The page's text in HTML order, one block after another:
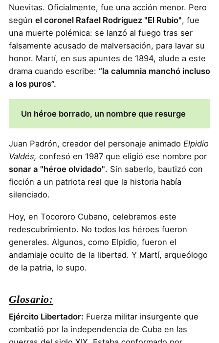
Nuevitas. Oficialmente, fue una acción menor. Pero
según el coronel Rafael Rodríguez "El Rubio", fue
una muerte polémica: se lanzó al fuego tras ser
falsamente acusado de malversación, para lavar su
honor. Martí, en sus apuntes de 1894, alude a este
drama cuando escribe: “la calumnia manchó incluso
a los puros”.
Un héroe borrado, un nombre que resurge
Juan Padrón, creador del personaje animado Elpidio
Valdés, confesó en 1987 que eligió ese nombre por
sonar a "héroe olvidado". Sin saberlo, bautizó con
ficción a un patriota real que la historia había
silenciado.
Hoy, en Tocororo Cubano, celebramos este
redescubrimiento. No todos los héroes fueron
generales. Algunos, como Elpidio, fueron el
andamiaje oculto de la libertad. Y Martí, arqueólogo
de la patria, lo supo.
Glosario:
Ejército Libertador: Fuerza militar insurgente que
combatió por la independencia de Cuba en las